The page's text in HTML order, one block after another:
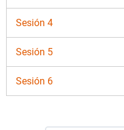
Sesión 4
Sesión 5
Sesión 6